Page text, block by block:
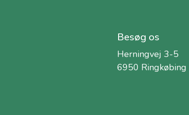
Besøg os
Herningvej 3-5
6950 Ringkøbing